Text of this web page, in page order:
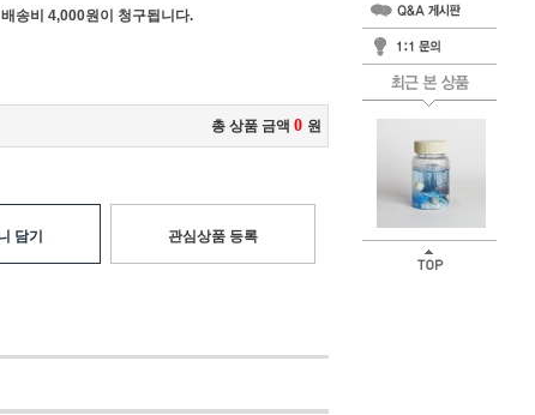
송비 4,000원이 청구됩니다.
총 상품 금액 0 원
담기 관심상품 등록